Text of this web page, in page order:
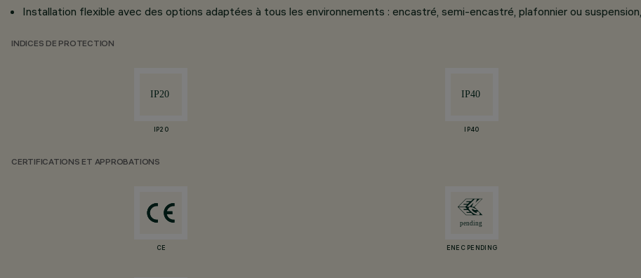
Installation flexible avec des options adaptées à tous les environnements : encastré, semi-encastré, plafonnier ou
INDICES DE PROTECTION
IP20 IP40
CERTIFICATIONS ET APPROBATIONS
CE ENEC PENDING